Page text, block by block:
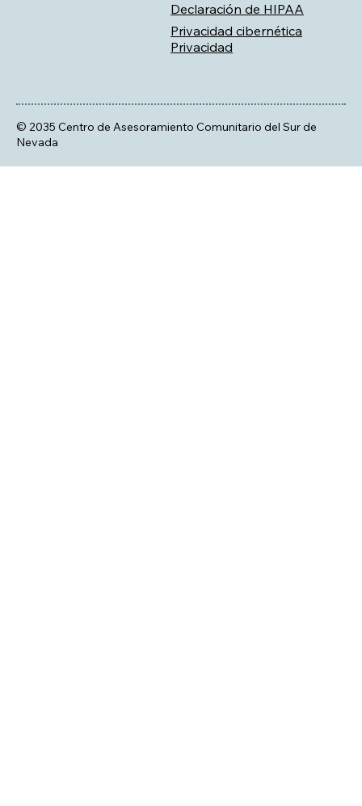
© 2035 Centro de Asesoramiento Comunitario del Sur de
Nevada
Privacidad cibernética
Declaración de HIPAA
Privacidad